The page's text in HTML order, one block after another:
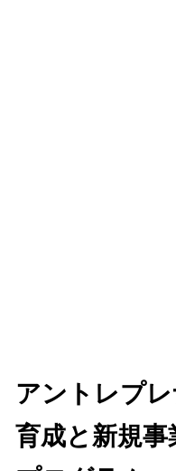
アントレプ
育成と新規